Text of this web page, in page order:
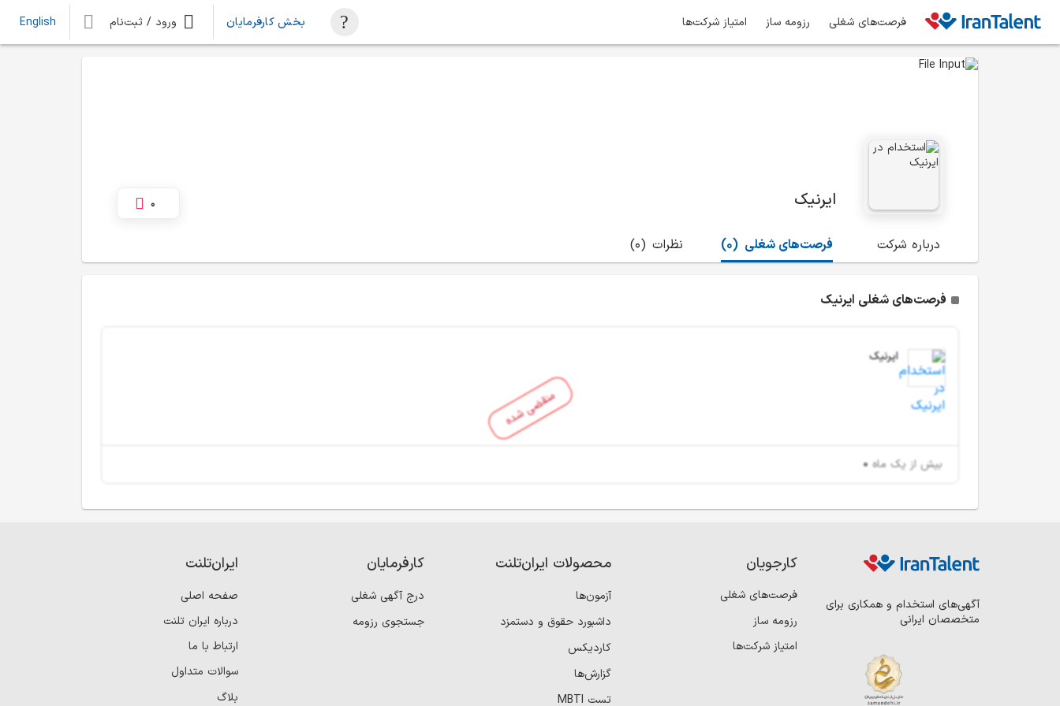
فرصت‌های شغلی رزومه ساز امتیاز شرکت‌ها بخش کارفرمایان ورود / ثبت‌نام English
ایرنیک 0
درباره شرکت (0) فرصت‌های شغلی (0) نظرات
فرصت‌های شغلی ایرنیک
منقضی شده
ایرنیک
بیش از یک ماه
آگهی‌های استخدام و همکاری برای
متخصصان ایرانی
کارجویان
فرصت‌های شغلی
رزومه ساز
امتیاز شرکت‌ها
محصولات ایران‌تلنت
آزمون‌ها
داشبورد حقوق و دستمزد
کاردیکس
گزارش‌ها
تست MBTI
کارفرمایان
درج آگهی شغلی
جستجوی رزومه
ایران‌تلنت
صفحه اصلی
درباره ایران تلنت
ارتباط با ما
سوالات متداول
بلاگ